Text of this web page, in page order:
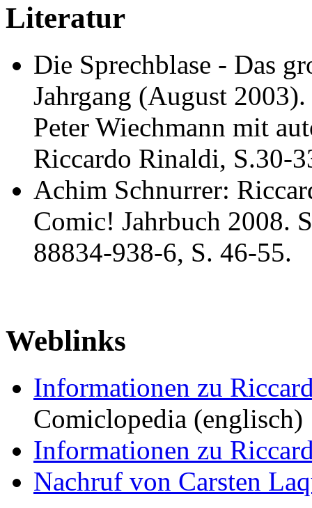
Literatur
Die Sprechblase - Das
Jahrgang (August
Peter Wiechmann mit
Riccardo Rinaldi, S.30-
Achim Schnurrer:
Comic! Jahrbuch 2008.
88834-938-6, S. 46-55.
Weblinks
Informationen zu
Comiclopedia (englisch)
Informationen zu
Nachruf von Carsten